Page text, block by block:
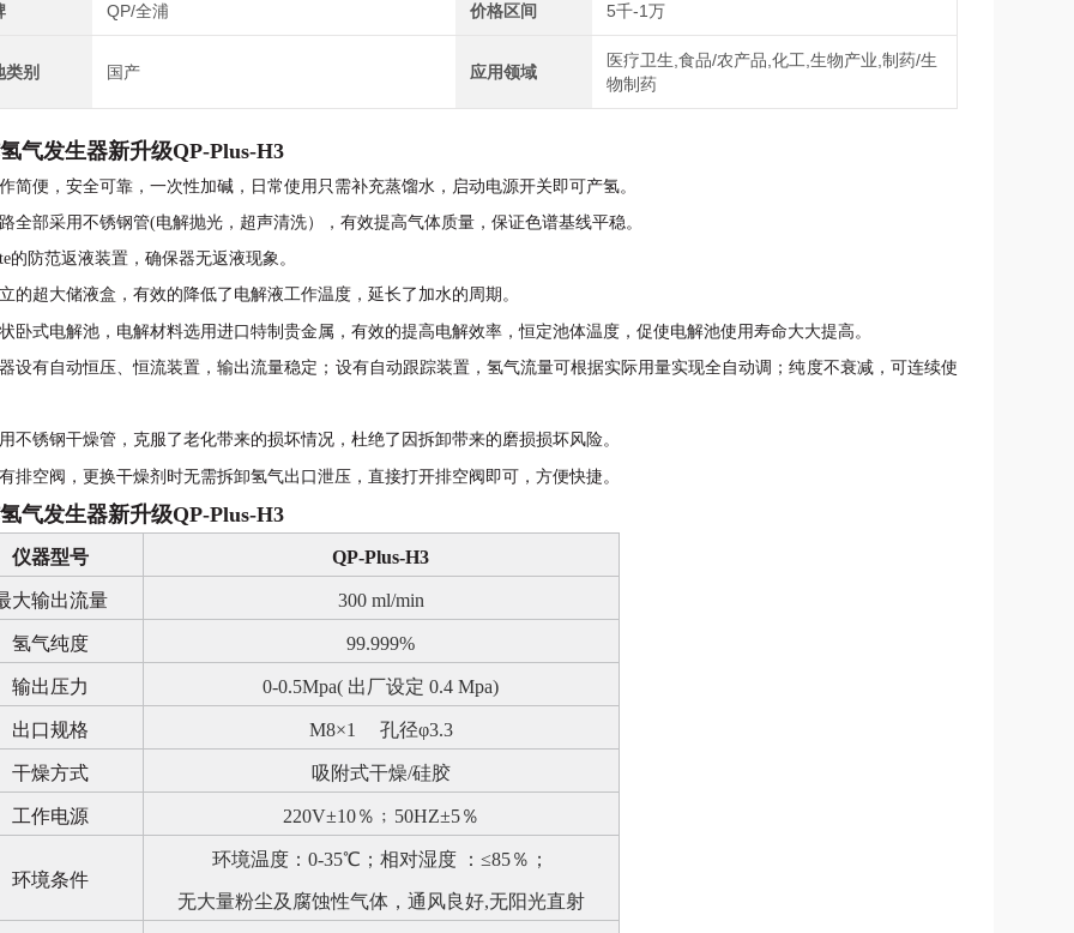
QP/全浦 价格区间 5千-1万
类别 国产 应用领域
医疗卫生,食品/农产品,化工,生物产业,制药/生
物制药
气发生器新升级QP-Plus-H3
简便，安全可靠，一次性加碱，日常使用只需补充蒸馏水，启动电源开关即可产氢。
全部采用不锈钢管(电解抛光，超声清洗），有效提高气体质量，保证色谱基线平稳。
的防范返液装置，确保器无返液现象。
的超大储液盒，有效的降低了电解液工作温度，延长了加水的周期。
卧式电解池，电解材料选用进口特制贵金属，有效的提高电解效率，恒定池体温度，促使电解池使用寿命大大提高。
设有自动恒压、恒流装置，输出流量稳定；设有自动跟踪装置，氢气流量可根据实际用量实现全自动调；纯度不衰减，可连续使
不锈钢干燥管，克服了老化带来的损坏情况，杜绝了因拆卸带来的磨损损坏风险。
排空阀，更换干燥剂时无需拆卸氢气出口泄压，直接打开排空阀即可，方便快捷。
气发生器新升级QP-Plus-H3
仪器型号 QP-Plus-H3
大输出流量 300ml/min
氢气纯度 99.999%
输出压力 0-0.5Mpa( 出厂设定0.4 Mpa)
出口规格 M8×1 孔径φ3.3
干燥方式 吸附式干燥/硅胶
工作电源 220V±10％﹔50HZ±5％
环境条件
环境温度：0-35℃；相对湿度 ：≤85％；
无大量粉尘及腐蚀性气体，通风良好,无阳光直射